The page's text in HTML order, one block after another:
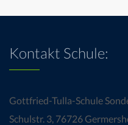
Kontakt Schule:
Gottfried-Tulla-Schule
Schulstr. 3, 76726